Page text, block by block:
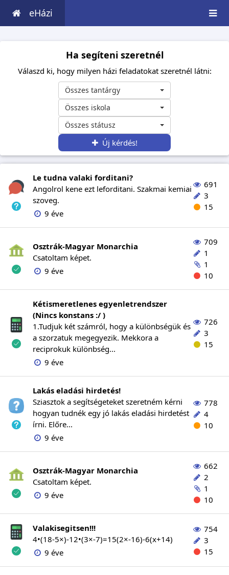
eHázi
Ha segíteni szeretnél
Válaszd ki, hogy milyen házi feladatokat szeretnél látni:
Összes tantárgy
Összes iskola
Összes státusz
Új kérdés!
Le tudna valaki forditani?
Angolrol kene ezt leforditani. Szakmai kemiai
szoveg.
9 éve
691
3
15
Osztrák-Magyar Monarchia
Csatoltam képet.
9 éve
709
1
1
10
Kétismeretlenes egyenletrendszer
(Nincs konstans :/ )
1.Tudjuk két számról, hogy a különbségük és
a szorzatuk megegyezik. Mekkora a
reciprokuk különbség...
9 éve
726
3
15
Lakás eladási hirdetés!
Sziasztok a segítségeteket szeretném kérni
hogyan tudnék egy jó lakás eladási hirdetést
írni. Előre...
9 éve
778
4
10
Osztrák-Magyar Monarchia
Csatoltam képet.
9 éve
662
2
1
10
Valakisegitsen!!!
4•(18-5×)-12•(3×-7)=15(2×-16)-6(x+14)
9 éve
754
3
15